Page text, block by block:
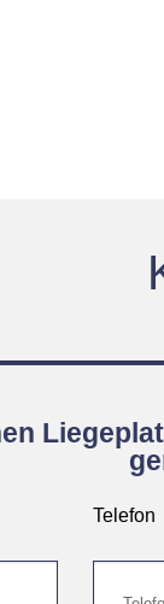
Telefon